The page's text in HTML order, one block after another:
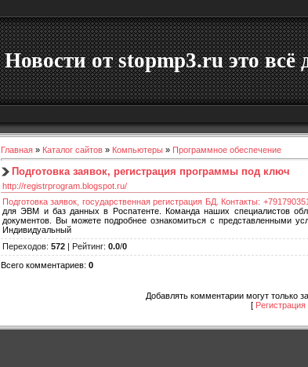
Новости от stopmp3.ru это всё
Главная » Каталог сайтов » Компьютеры » Программное обеспечение
Подготовка заявок, регистрация программы под ключ
http://registrprogram.blogspot.ru/
Подготовка заявок, государственная регистрация БД. Контакты:
для ЭВМ и баз данных в Роспатенте. Команда наших специалистов
документов. Вы можете подробнее ознакомиться с представленными
Индивидуальный
Переходов: 572 | Рейтинг: 0.0/0
Всего комментариев: 0
Добавлять комментарии могут только
[ Регистрация